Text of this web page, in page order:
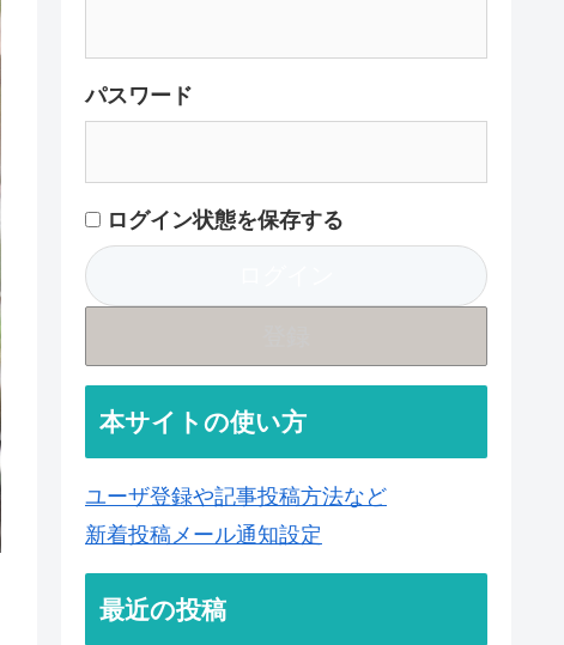
パスワード
ログイン状態を保存する
本サイトの使い方
ユーザ登録や記事投稿方法など
新着投稿メール通知設定
最近の投稿